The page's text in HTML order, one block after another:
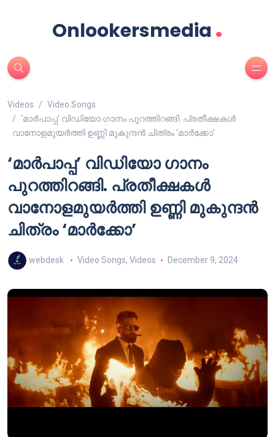
Onlookersmedia .
Videos
Video Songs
‘മാർപാപ്പ’ വിഡിയോ ഗാനം പുറത്തിറങ്ങി. പ്രതീക്ഷകൾ
വാനോളമുയർത്തി ഉണ്ണി മുകുന്ദൻ ചിത്രം ‘മാർക്കോ’
‘മാർപാപ്പ’ വിഡിയോ ഗാനം
പുറത്തിറങ്ങി. പ്രതീക്ഷകൾ
വാനോളമുയർത്തി ഉണ്ണി മുകുന്ദൻ
ചിത്രം ‘മാർക്കോ’
webdesk Video Songs, Videos December 9, 2024